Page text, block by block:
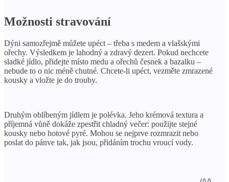
Možnosti stravování
Dýni samozřejmě můžete upéct – třeba s medem a vlašskými
ořechy. Výsledkem je lahodný a zdravý dezert. Pokud nechcete
sladké jídlo, přidejte místo medu a ořechů česnek a bazalku –
nebude to o nic méně chutné. Chcete-li upéct, vezměte zmrazené
kousky a vložte je do trouby.
Druhým oblíbeným jídlem je polévka. Jeho krémová textura a
příjemná vůně dokáže zpestřit chladný večer: použijte stejné
kousky nebo hotové pyré. Mohou se nejprve rozmrazit nebo
poslat do pánve tak, jak jsou, přidáním trochu vroucí vody.